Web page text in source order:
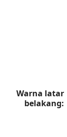
Warna latar
belakang